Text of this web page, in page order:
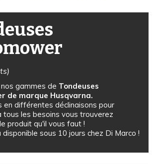
gammes de Tondeuses
de marque Husqvarna.
en différentes déclinaisons pour
tous les besoins vous trouverez
produit qu'il vous faut !
disponible sous 10 jours chez Di Marco !